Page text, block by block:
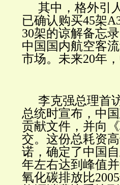
其中，格外引
已确认购买45架
30架的谅解备忘
中国国内航空客
市场。未来20年
李克强总理首
总统时宣布，中
贡献文件，并向
交。这份总耗资
诺，确定了中国
年左右达到峰值
氧化碳排放比